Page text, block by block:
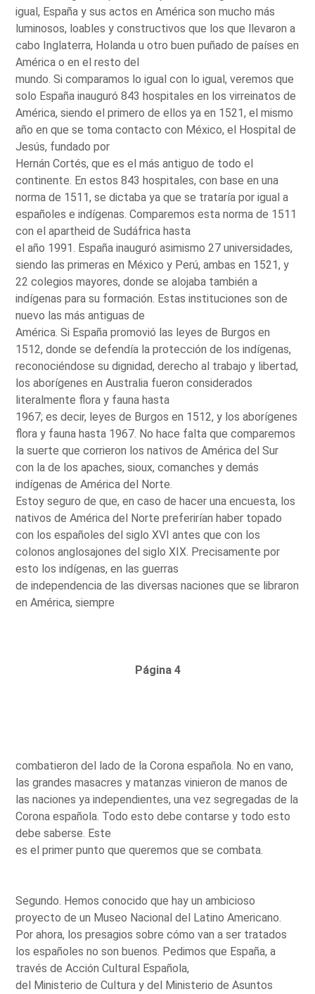
igual, España y sus actos en América son mucho más
luminosos, loables y constructivos que los que llevaron a
cabo Inglaterra, Holanda u otro buen puñado de países en
América o en el resto del
mundo. Si comparamos lo igual con lo igual, veremos que
solo España inauguró 843 hospitales en los virreinatos de
América, siendo el primero de ellos ya en 1521, el mismo
año en que se toma contacto con México, el Hospital de
Jesús, fundado por
Hernán Cortés, que es el más antiguo de todo el
continente. En estos 843 hospitales, con base en una
norma de 1511, se dictaba ya que se trataría por igual a
españoles e indígenas. Comparemos esta norma de 1511
con el apartheid de Sudáfrica hasta
el año 1991. España inauguró asimismo 27 universidades,
siendo las primeras en México y Perú, ambas en 1521, y
22 colegios mayores, donde se alojaba también a
indígenas para su formación. Estas instituciones son de
nuevo las más antiguas de
América. Si España promovió las leyes de Burgos en
1512, donde se defendía la protección de los indígenas,
reconociéndose su dignidad, derecho al trabajo y libertad,
los aborígenes en Australia fueron considerados
literalmente flora y fauna hasta
1967; es decir, leyes de Burgos en 1512, y los aborígenes
flora y fauna hasta 1967. No hace falta que comparemos
la suerte que corrieron los nativos de América del Sur
con la de los apaches, sioux, comanches y demás
indígenas de América del Norte.
Estoy seguro de que, en caso de hacer una encuesta, los
nativos de América del Norte preferirían haber topado
con los españoles del siglo XVI antes que con los
colonos anglosajones del siglo XIX. Precisamente por
esto los indígenas, en las guerras
de independencia de las diversas naciones que se libraron
en América, siempre
Página 4
combatieron del lado de la Corona española. No en vano,
las grandes masacres y matanzas vinieron de manos de
las naciones ya independientes, una vez segregadas de la
Corona española. Todo esto debe contarse y todo esto
debe saberse. Este
es el primer punto que queremos que se combata.
Segundo. Hemos conocido que hay un ambicioso
proyecto de un Museo Nacional del Latino Americano.
Por ahora, los presagios sobre cómo van a ser tratados
los españoles no son buenos. Pedimos que España, a
través de Acción Cultural Española,
del Ministerio de Cultura y del Ministerio de Asuntos